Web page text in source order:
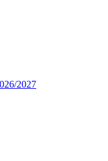
2027